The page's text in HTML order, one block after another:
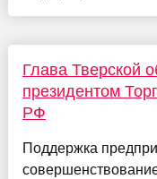
Глава Тверской
президентом
РФ
Поддержка